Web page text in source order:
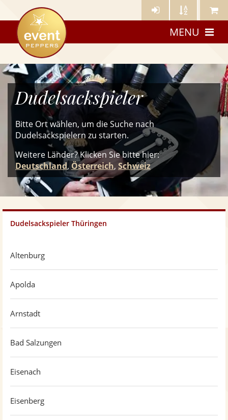
Künstler- Künstler Meine
eventpeppers
MENU
Dudelsackspieler
Bitte Ort wählen, um die Suche nach
Dudelsackspielern zu starten.
Weitere Länder? Klicken Siebittehier:
Deutschland, Österreich, Schweiz
Dudelsackspieler Thüringen
Altenburg
Apolda
Arnstadt
Bad Salzungen
Eisenach
Eisenberg